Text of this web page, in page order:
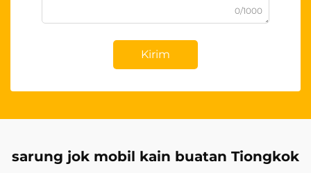
0/1000
Kirim
sarung jok mobil kain buatan Tiongkok